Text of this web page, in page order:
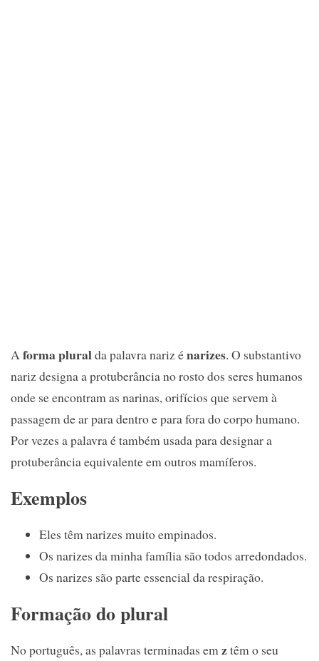
Aforma pluralda palavra nariz énarizes. O substantivo
nariz designa a protuberância no rosto dos seres humanos
onde se encontram as narinas, orifícios que servem à
passagem de ar para dentro e para fora do corpo humano.
Por vezes a palavra é também usada para designar a
protuberância equivalente em outros mamíferos.
Exemplos
Eles têm narizes muito empinados.
Os narizes da minha família são todos arredondados.
Os narizes são parte essencial da respiração.
Formação do plural
No português, as palavras terminadas emztêm o seu